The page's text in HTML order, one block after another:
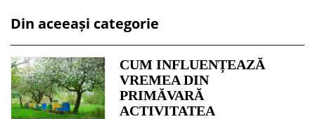
Din aceeași categorie
CUM INFLUENȚEAZĂ
VREMEA DIN
PRIMĂVARĂ
ACTIVITATEA